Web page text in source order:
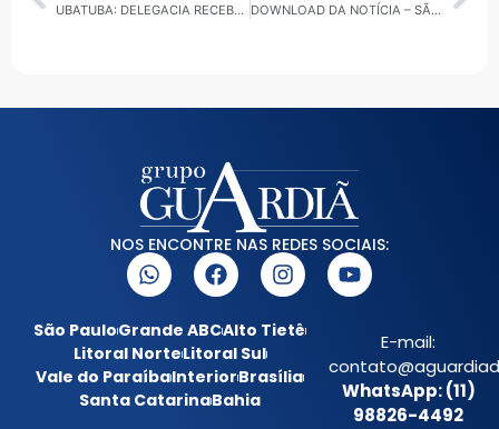
UBATUBA: DELEGACIA RECEBE REFORÇO COM NOVO DELEGADO PARA O SETOR DE INVESTIGAÇÕES GERAIS DOWNLOAD DA NOTÍCIA – SÃO PAULO EXPO RECEBE 14º FESTIVAL RME 2025 – CIDADE DAS EMPREENDEDORAS
NOS ENCONTRE NAS REDES SOCIAIS:
São PauloGrande ABCAlto Tietê
Litoral NorteLitoral Sul
Vale do ParaíbaInteriorBrasília
Santa CatarinaBahia
E-mail:
WhatsApp: (11)
98826-4492